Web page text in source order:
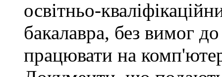
освітньо-
бакалавра, без вимог
працювати на